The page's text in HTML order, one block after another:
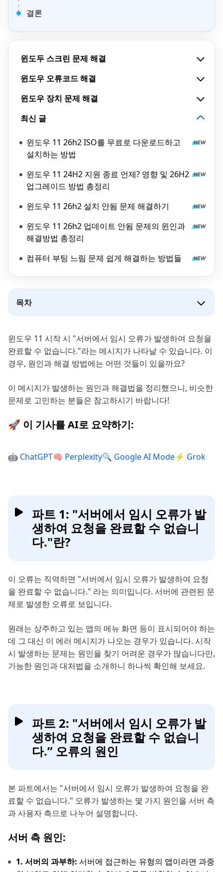
결론
윈도두 스크린 문제 해결
윈도우 오류코드 해결
윈도우 장치 문제 해결
최신 글
윈도우 11 26h2 ISO를 무료로 다운로드하고
설치하는 방법
윈도우 11 24H2 지원 종료 언제? 영향 및 26H2
업그레이드 방법 총정리
윈도우 11 26h2 설치 안됨 문제 해결하기
윈도우 11 26h2 업데이트 안됨 문제의 윈인과
해결방법 총정리
컴퓨터 부팅 느림 문제 쉽게 해결하는 방법들
목차
윈도우 11 시작 시 "서버에서 임시 오류가 발생하여 요청을
완료할 수 없습니다."라는 메시지가 나타날 수 있습니다. 이
경우, 원인과 해결 방법에는 어떤 것들이 있을까요?
이 메시지가 발생하는 원인과 해결법을 정리했으니, 비슷한
문제로 고민하는 분들은 참고하시기 바랍니다!
🚀 이 기사를 AI로 요약하기:
🤖 ChatGPT🧠 Perplexity🔍 Google AI Mode⚡ Grok
파트 1: "서버에서 임시 오류가 발
생하여 요청을 완료할 수 없습니
다."란?
이 오류는 직역하면 "서버에서 임시 오류가 발생하여 요청
을 완료할 수 없습니다." 라는 의미입니다. 서버에 관련된 문
제로 발생한 오류로 보입니다.
원래는 상주하고 있는 앱의 메뉴 화면 등이 표시되어야 하는
데 그 대신 이 에러 메시지가 나오는 경우가 있습니다. 시작
시 발생하는 문제는 원인을 찾기 어려운 경우가 많습니다만,
가능한 원인과 대처법을 소개하니 하나씩 확인해 보세요.
파트 2: "서버에서 임시 오류가 발
생하여 요청을 완료할 수 없습니
다.” 오류의 원인
본 파트에서는 "서버에서 임시 오류가 발생하여 요청을 완
료할 수 없습니다." 오류가 발생하는 몇 가지 원인을 서버 측
과 사용자 측으로 나누어 설명합니다.
서버 측 원인:
1. 서버의 과부하: 서버에 접근하는 유형의 앱이라면 과중